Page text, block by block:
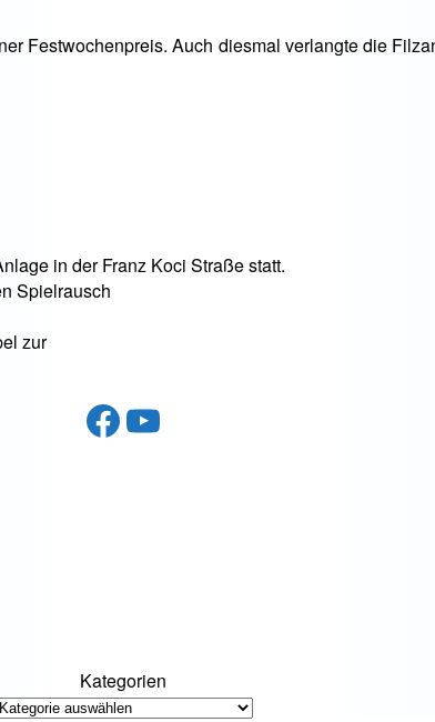
Festwochenpreis. Auch diesmal verlangte die
in der Franz Koci Straße statt.
Spielrausch
zur
Facebook
YouTube
Kategorien